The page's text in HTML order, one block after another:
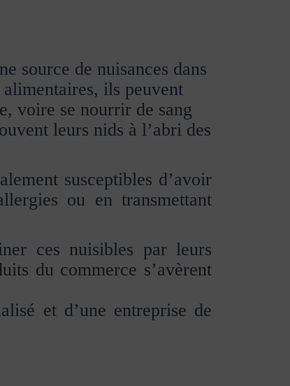
source de nuisances dans
ils peuvent
voire se nourrir de sang
leurs nids à l’abri des
susceptibles d’avoir
ou en transmettant
ces nuisibles par leurs
du commerce s’avèrent
et d’une entreprise de